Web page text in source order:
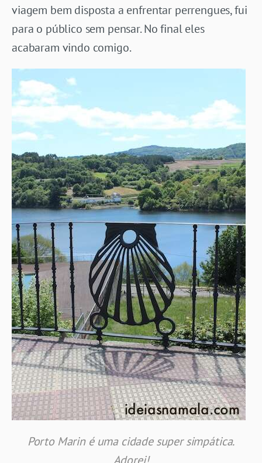
viagem bem disposta a enfrentar perrengues, fui
para o público sem pensar. No final eles
acabaram vindo comigo.
Porto Marin é uma cidade super simpática.